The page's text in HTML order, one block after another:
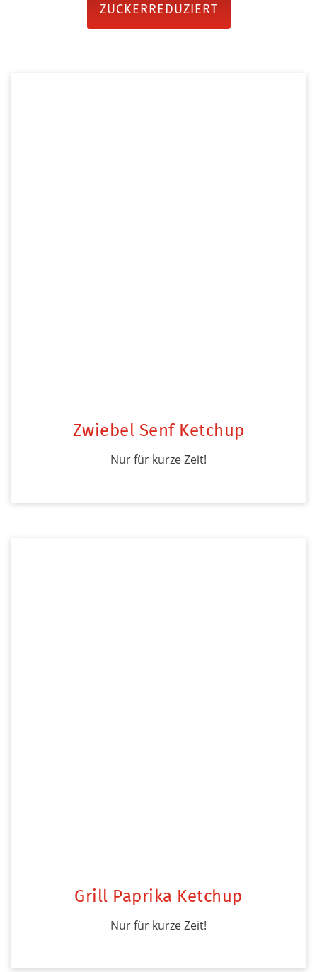
ZUCKERREDUZIERT
Zwiebel Senf Ketchup
Nur für kurze Zeit!
Grill Paprika Ketchup
Nur für kurze Zeit!